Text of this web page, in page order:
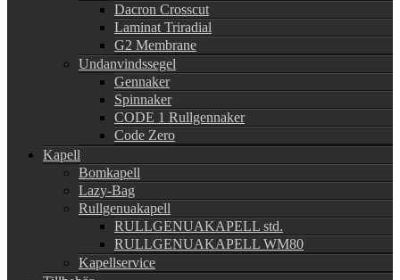
Dacron Crosscut
Laminat Triradial
G2 Membrane
Undanvindssegel
Gennaker
Spinnaker
CODE 1 Rullgennaker
Code Zero
Kapell
Bomkapell
Lazy-Bag
Rullgenuakapell
RULLGENUAKAPELL std.
RULLGENUAKAPELL WM80
Kapellservice